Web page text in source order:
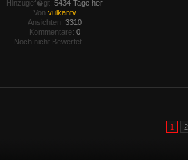
Hinzugef�gt: 5434 Tage her
Von vulkantv
Ansichten: 3310
Kommentare: 0
Noch nicht Bewertet
1 2